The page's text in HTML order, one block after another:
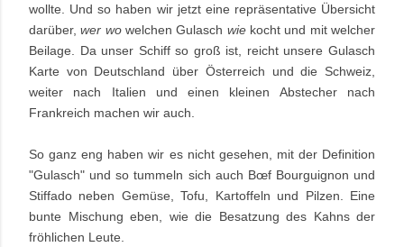
wollte. Und so haben wir jetzt eine repräsentative Übersicht
darüber,wer wowelchen Gulasch wie kocht und mit welcher
Beilage. Da unser Schiff so groß ist, reicht unsere Gulasch
Karte von Deutschland über Österreich und die Schweiz,
weiter nach Italien und einen kleinen Abstecher nach
Frankreich machen wir auch.
So ganz eng haben wir es nicht gesehen, mit der Definition
"Gulasch" und so tummeln sich auch Bœf Bourguignon und
Stiffado neben Gemüse, Tofu, Kartoffeln und Pilzen. Eine
bunte Mischung eben, wie die Besatzung des Kahns der
fröhlichen Leute.